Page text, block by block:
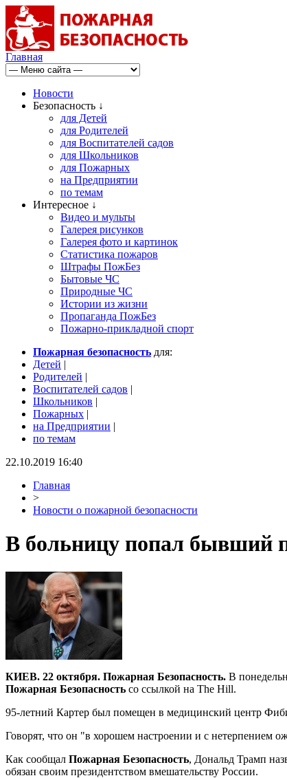
Главная
Новости
Безопасность ↓
для Детей
для Родителей
для Воспитателей садов
для Школьников
для Пожарных
на Предприятии
по темам
Интересное ↓
Видео и мульты
Галерея рисунков
Галерея фото и картинок
Статистика пожаров
Штрафы ПожБез
Бытовые ЧС
Природные ЧС
Истории из жизни
Пропаганда ПожБез
Пожарно-прикладной спорт
Пожарная безопасность для:
Детей |
Родителей |
Воспитателей садов |
Школьников |
Пожарных |
на Предприятии |
по темам
22.10.2019 16:40
Главная
>
Новости о пожарной безопасности
В больницу попал бывший
КИЕВ. 22 октября. Пожарная Безопасность. В
Пожарная Безопасность со ссылкой на The Hill.
95-летний Картер был помещен в медицинский центр
Говорят, что он "в хорошем настроении и с нетерпением
Как сообщал Пожарная Безопасность, Дональд Трамп
обязан своим президентством вмешательству России.